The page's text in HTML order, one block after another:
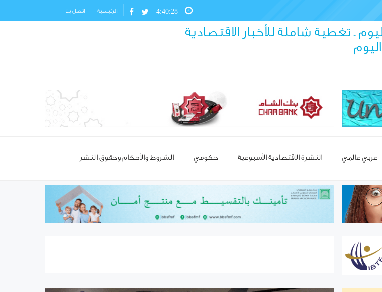
4:40:29 الرئيسية اتصل بنا
ـ تغطية شاملة للأخبار الاقتصادية
عربي عالمي النشرة الاقتصادية الأسبوعية حكومي الشروط والأحكام وحقوق النشر
مسؤول تركي: غياب العمالة
الأحذية!
استئناف مرور شاحنات النفط
العراقي عبر حمص